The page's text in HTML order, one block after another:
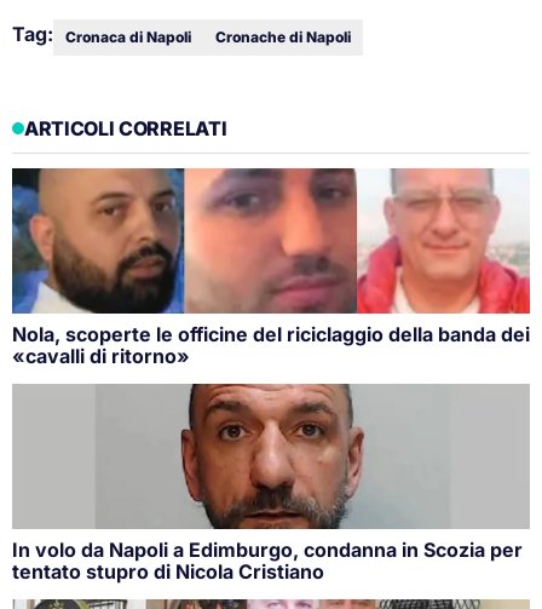
Tag: Cronaca di Napoli Cronache di Napoli
ARTICOLI CORRELATI
Nola, scoperte le officine del riciclaggio della banda dei
«cavalli di ritorno»
In volo da Napoli a Edimburgo, condanna in Scozia per
tentato stupro di Nicola Cristiano